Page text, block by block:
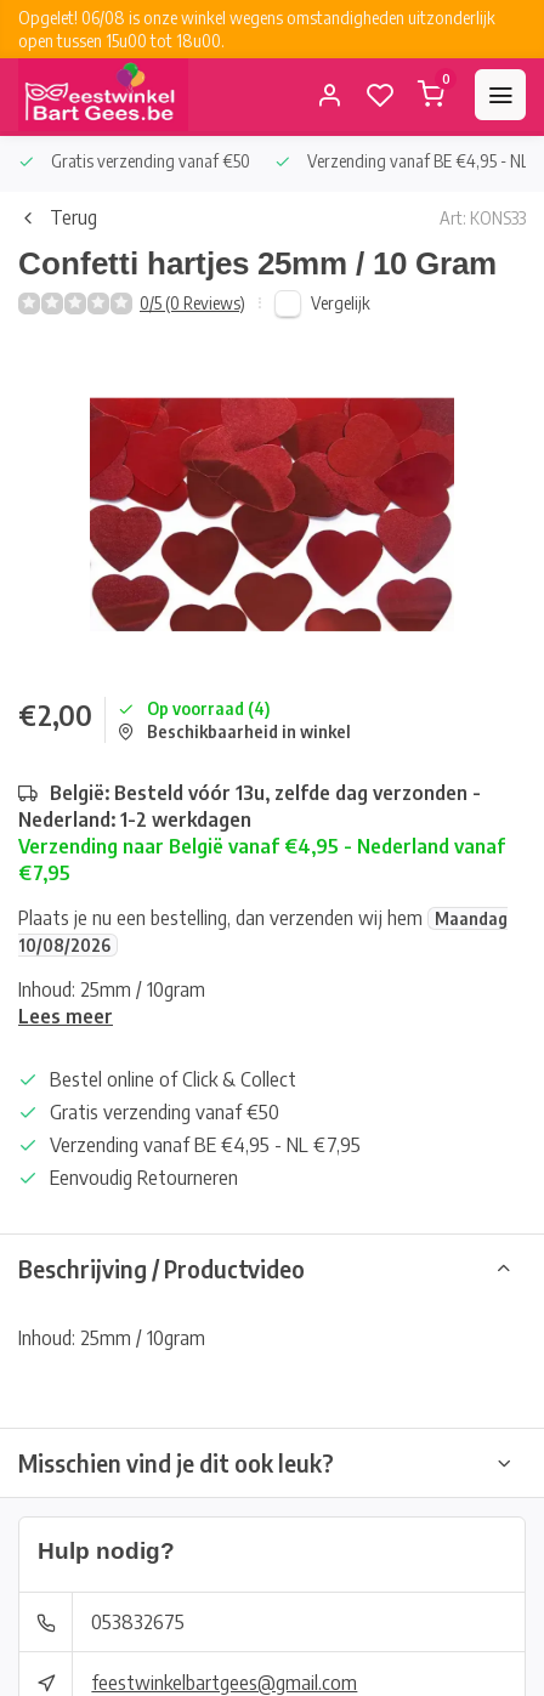
Opgelet! 06/08 is onze winkel wegens omstandigheden uitzonderlijk
open tussen 15u00 tot 18u00.
0
Gratis verzending vanaf €50 Verzending vanaf BE €4,95 - NL
Terug Art: KONS33
Confetti hartjes 25mm / 10 Gram
0/5 (0 Reviews) Vergelijk
€2,00
Op voorraad (4)
Beschikbaarheid in winkel
België: Besteld vóór 13u, zelfde dag verzonden -
Nederland: 1-2 werkdagen
Verzending naar België vanaf €4,95 - Nederland vanaf
€7,95
Plaats je nu een bestelling, dan verzenden wij hem
Maandag
10/08/2026
Inhoud: 25mm / 10gram
Lees meer
Bestel online of Click & Collect
Gratis verzending vanaf €50
Verzending vanaf BE €4,95 - NL €7,95
Eenvoudig Retourneren
Beschrijving / Productvideo
Inhoud: 25mm / 10gram
Misschien vind je dit ook leuk?
Hulp nodig?
053832675
feestwinkelbartgees@gmail.com